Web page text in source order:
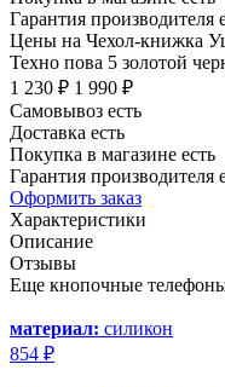
Гарантия производителя
Цены на Чехол-книжка
Техно пова 5 золотой
1 230 ₽ 1 990 ₽
Самовывоз есть
Доставка есть
Покупка в магазине есть
Гарантия производителя
Оформить заказ
Характеристики
Описание
Отзывы
Еще кнопочные
материал: силикон
854 ₽